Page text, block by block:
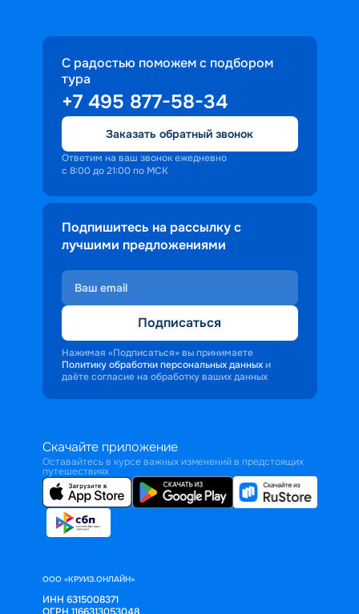
С радостью поможем с подбором
тура
+7 495 877-58-34
Заказать обратный звонок
Ответим на ваш звонок ежедневно
с 8:00 до 21:00 по МСК
Подпишитесь на рассылку с
лучшими предложениями
Подписаться
Нажимая «Подписаться» вы принимаете
Политику обработки персональных данных и
даёте согласие на обработку ваших данных
Скачайте приложение
Оставайтесь в курсе важных изменений в предстоящих
путешествиях
ООО «КРУИЗ.ОНЛАЙН»
ИНН 6315008371
ОГРН 1166313053048